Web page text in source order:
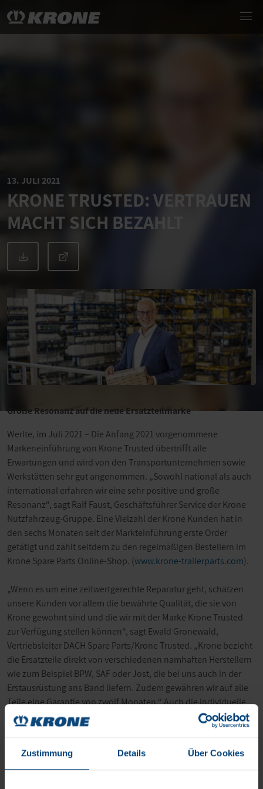
Zustimmung Details Über Cookies
13. JULI 2021
KRONE TRUSTED: VERTRAUEN
MACHT SICH BEZAHLT
Große Resonanz auf die neue Ersatzteilmarke
Werlte, im Juli 2021 – Die Anfang 2021 vorgenommene
Markeneinführung von Krone Trusted übertrifft alle
Erwartungen und wird von den Transportunternehmen sowie
Werkstätten sehr gut angenommen. „Sowohl national als auch
international erfahren wir eine sehr positive und große
Resonanz“, sagt Ralf Faust, Geschäftsführer Service der Krone
Nutzfahrzeug-Gruppe. Eine Vielzahl der Krone Kunden hat in
den sechs Monaten seit der Markteinführung erste Order
getätigt und zählt seitdem zu den regelmäßigen Bestellern im
Krone Spare Parts Online-Shop. (www.krone-trailerparts.com).
„Wenn es um eine zeitwertgerechte Reparatur geht, schätzen
unsere Kunden vor allem die bewährte Qualität, die sie von
Krone gewohnt sind und die wir mit der Marke Krone Trusted
zur Verfügung stellen können“, sagt Ewald Gronewald,
Vertriebsleiter DACH Spare Parts/Krone Trusted. „Krone bezieht
die Ersatzteile direkt von verschiedenen namhaften Herstellern
wie zum Beispiel BPW, SAF oder Jost, die bei uns auch in der
Erstausrüstung ans Band liefern. Zudem gewähren wir auf alle
Teile eine Garantie von zwölf Monaten.“ Auch die individuelle
Beratung honoriert der Markt: Ewald Gronewald und sein Team
besuchen die Kunden und Interessenten persönlich vor Ort.
Bis August 2021 wird der Onlineshop auf über 300 verschiedene
Ersatzteile der Marke Krone Trusted aufgestockt und damit